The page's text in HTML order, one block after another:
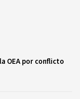
OEA por conflicto